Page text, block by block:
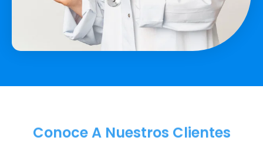
Conoce A Nuestros Clientes